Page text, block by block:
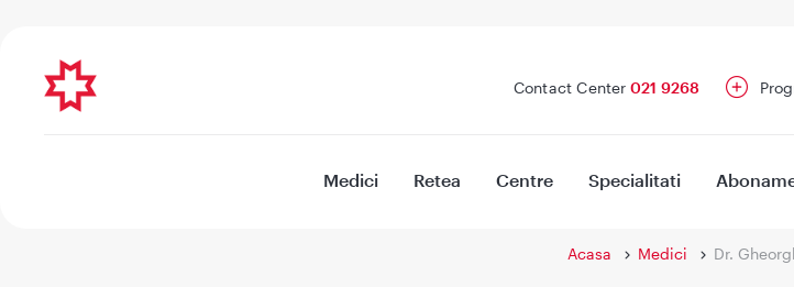
Contact Center 021 9268
Medici Retea Centre Specialitati
Acasa Medici Dr.